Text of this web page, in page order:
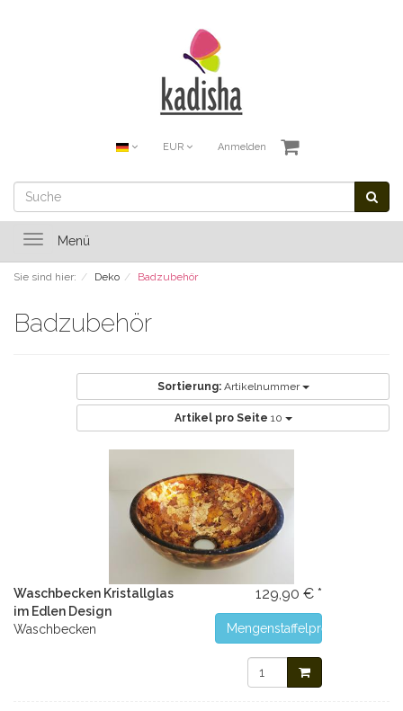
EUR Anmelden
ToggleMenü
Sie sind hier: Deko Badzubehör
Badzubehör
Sortierung: Artikelnummer
Artikel pro Seite 10
Waschbecken Kristallglas
im Edlen Design
Waschbecken
129,90 € *
Mengenstaffelpreise